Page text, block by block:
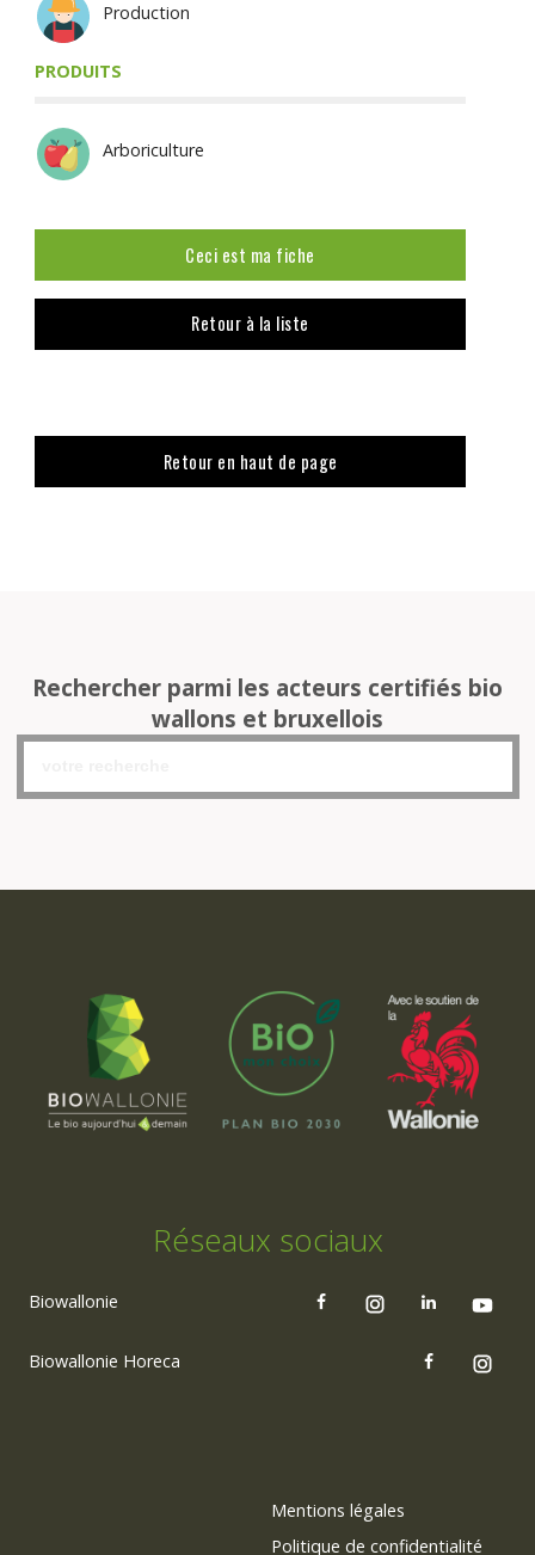
Production
PRODUITS
Arboriculture
Ceci est ma fiche
Retour à la liste
Retour en haut de page
Rechercher parmi les acteurs certifiés bio
wallons et bruxellois
Réseaux sociaux
Biowallonie
Biowallonie Horeca
Mentions légales
Politique de confidentialité